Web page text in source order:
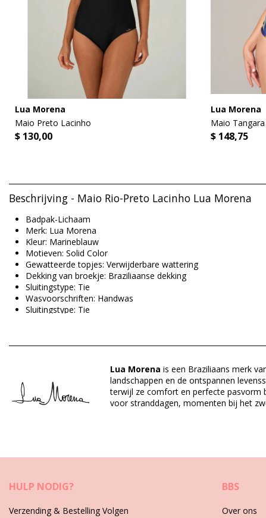
Lua Morena
Maio Preto Lacinho
$ 130,00
Lua Morena
Maio
$ 148,75
Beschrijving - Maio Rio-Preto Lacinho Lua Morena
Badpak-Lichaam
Merk: Lua Morena
Kleur: Marineblauw
Motieven: Solid Color
Gewatteerde topjes: Verwijderbare wattering
Dekking van broekje: Braziliaanse dekking
Sluitingstype: Tie
Wasvoorschriften: Handwas
Sluitingstype: Tie
Materiaal buitenlaag: 82% Polyamide, 18% Elastane
Voering: 88% Polyamide, 12% Elastane
SKU: 1981128508
Gewicht: 115g / 0.25lb / 4.06oz
Lua Morena is een Braziliaans merk
landschappen en de ontspannen
terwijl ze comfort en perfecte pasvorm
voor stranddagen, momenten bij het
HULP NODIG?
Verzending & Bestelling Volgen
BBS
Over ons